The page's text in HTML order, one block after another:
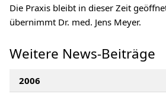
Die Praxis bleibt in dieser Zeit
übernimmt Dr. med. Jens Meyer.
Weitere News-Beiträge
2006